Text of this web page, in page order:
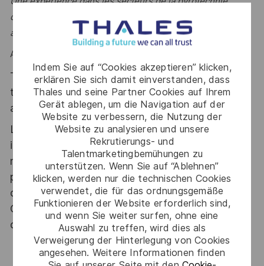
Indem Sie auf “Cookies akzeptieren” klicken,
erklären Sie sich damit einverstanden, dass
Thales und seine Partner Cookies auf Ihrem
Gerät ablegen, um die Navigation auf der
Website zu verbessern, die Nutzung der
Website zu analysieren und unsere
Rekrutierungs- und
Talentmarketingbemühungen zu
unterstützen. Wenn Sie auf “Ablehnen”
klicken, werden nur die technischen Cookies
verwendet, die für das ordnungsgemäße
Funktionieren der Website erforderlich sind,
und wenn Sie weiter surfen, ohne eine
Auswahl zu treffen, wird dies als
Verweigerung der Hinterlegung von Cookies
angesehen. Weitere Informationen finden
défense ou équipements critiques est particulièrement
appréciée.
Alors ce poste est fait pour vous !
Thales, entreprise Handi-Engagée, reconnait
tous les talents. La diversité est notre meilleur
atout. Postulez et rejoignez nous !
Le poste pouvant nécessiter d'accéder à des
informations relevant du secret de la défense
nationale, la personne retenue fera l'objet d'une
procédure d’habilitation, conformément aux
dispositions des articles R.2311-1 et suivants du
Code de la défense et de l’IGI 1300 SGDSN/PSE
du 09 août 2021.